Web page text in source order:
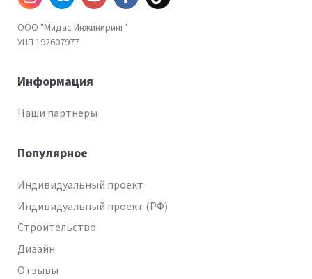
ООО "Мидас Инжиниринг"
УНП 192607977
Информация
Наши партнеры
Популярное
Индивидуальный проект
Индивидуальный проект (РФ)
Строительство
Дизайн
Отзывы